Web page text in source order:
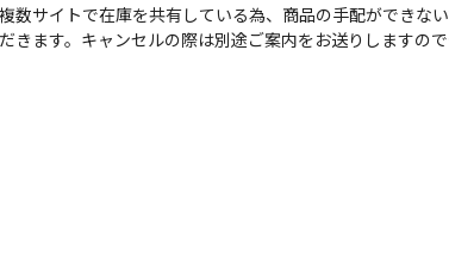
数サイトで在庫を共有している為、商品の手配ができな
きます。キャンセルの際は別途ご案内をお送りしますの